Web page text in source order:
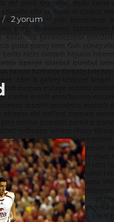
Bu
dizler
kimin?
için
2 yorum